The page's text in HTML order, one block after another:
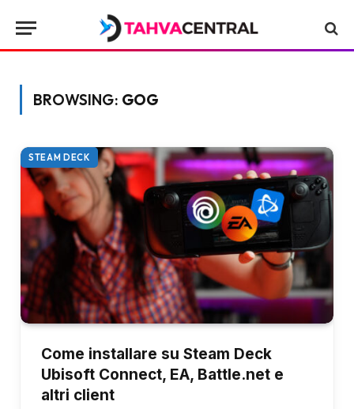
BROWSING: GOG
STEAM DECK
Come installare su Steam Deck
Ubisoft Connect, EA, Battle.net e
altri client